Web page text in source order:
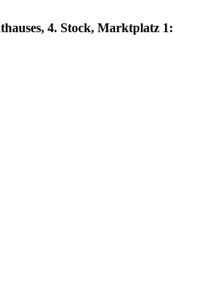
4. Stock, Marktplatz 1: